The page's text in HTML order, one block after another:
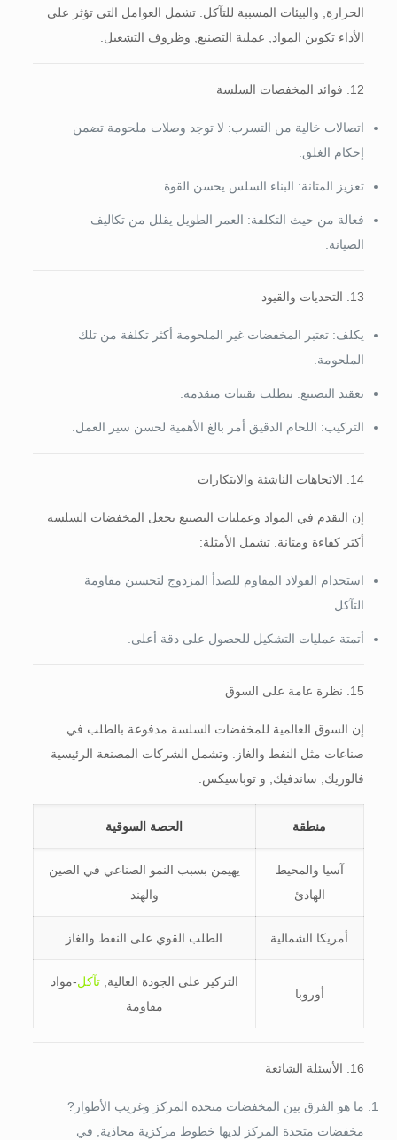
الحرارة, والبيئات المسببة للتآكل. تشمل العوامل التي تؤثر على
الأداء تكوين المواد, عملية التصنيع, وظروف التشغيل.
12. فوائد المخفضات السلسة
اتصالات خالية من التسرب: لا توجد وصلات ملحومة تضمن
إحكام الغلق.
تعزيز المتانة: البناء السلس يحسن القوة.
فعالة من حيث التكلفة: العمر الطويل يقلل من تكاليف
الصيانة.
13. التحديات والقيود
يكلف: تعتبر المخفضات غير الملحومة أكثر تكلفة من تلك
الملحومة.
تعقيد التصنيع: يتطلب تقنيات متقدمة.
التركيب: اللحام الدقيق أمر بالغ الأهمية لحسن سير العمل.
14. الاتجاهات الناشئة والابتكارات
إن التقدم في المواد وعمليات التصنيع يجعل المخفضات السلسة
أكثر كفاءة ومتانة. تشمل الأمثلة:
استخدام الفولاذ المقاوم للصدأ المزدوج لتحسين مقاومة
التآكل.
أتمتة عمليات التشكيل للحصول على دقة أعلى.
15. نظرة عامة على السوق
إن السوق العالمية للمخفضات السلسة مدفوعة بالطلب في
صناعات مثل النفط والغاز. وتشمل الشركات المصنعة الرئيسية
فالوريك, ساندفيك, و توباسيكس.
منطقة الحصة السوقية
آسيا والمحيط
الهادئ
يهيمن بسبب النمو الصناعي في الصين
والهند
أمريكا الشمالية الطلب القوي على النفط والغاز
أوروبا
التركيز على الجودة العالية,تآكل-مواد
مقاومة
16. الأسئلة الشائعة
ما هو الفرق بين المخفضات متحدة المركز وغريب الأطوار?
مخفضات متحدة المركز لديها خطوط مركزية محاذية, في